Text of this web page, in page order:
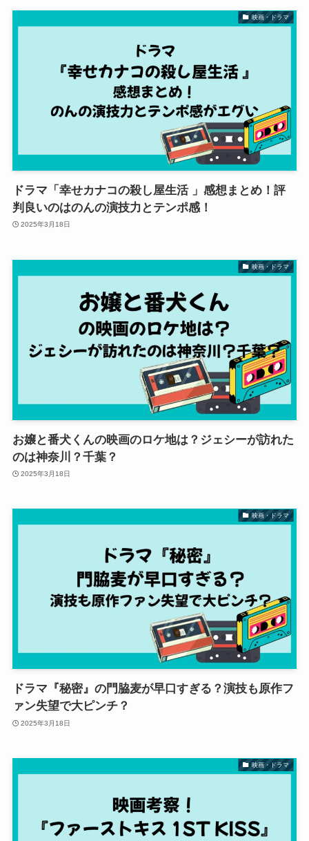
映画・ドラマ
ドラマ「幸せカナコの殺し屋生活 」感想まとめ！評
判良いのはのんの演技力とテンポ感！
2025年3月18日
映画・ドラマ
お嬢と番犬くんの映画のロケ地は？ジェシーが訪れた
のは神奈川？千葉？
2025年3月18日
映画・ドラマ
ドラマ『秘密』の門脇麦が早口すぎる？演技も原作フ
ァン失望で大ピンチ？
2025年3月18日
映画・ドラマ